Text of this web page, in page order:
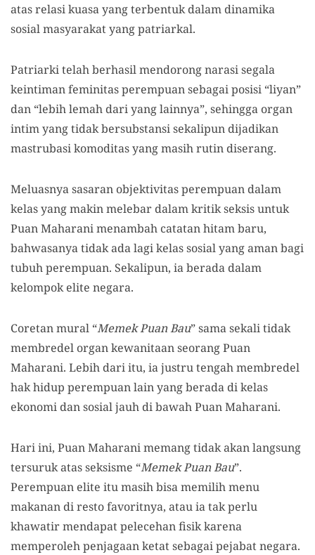
atas relasi kuasa yang terbentuk dalam dinamika
sosial masyarakat yang patriarkal.
Patriarki telah berhasil mendorong narasi segala
keintiman feminitas perempuan sebagai posisi “liyan”
dan “lebih lemah dari yang lainnya”, sehingga organ
intim yang tidak bersubstansi sekalipun dijadikan
mastrubasi komoditas yang masih rutin diserang.
Meluasnya sasaran objektivitas perempuan dalam
kelas yang makin melebar dalam kritik seksis untuk
Puan Maharani menambah catatan hitam baru,
bahwasanya tidak ada lagi kelas sosial yang aman bagi
tubuh perempuan. Sekalipun, ia berada dalam
kelompok elite negara.
Coretan mural “Memek Puan Bau” sama sekali tidak
membredel organ kewanitaan seorang Puan
Maharani. Lebih dari itu, ia justru tengah membredel
hak hidup perempuan lain yang berada di kelas
ekonomi dan sosial jauh di bawah Puan Maharani.
Hari ini, Puan Maharani memang tidak akan langsung
tersuruk atas seksisme “Memek Puan Bau”.
Perempuan elite itu masih bisa memilih menu
makanan di resto favoritnya, atau ia tak perlu
khawatir mendapat pelecehan fisik karena
memperoleh penjagaan ketat sebagai pejabat negara.